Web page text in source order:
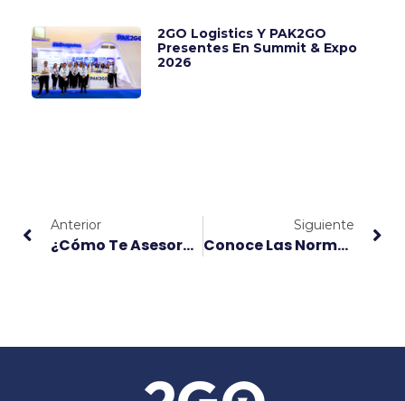
2GO Logistics Y PAK2GO
Presentes En Summit & Expo
2026
Anterior
¿Cómo Te Asesoramos Logísticamente En Pak2Go?
Siguiente
Conoce Las Normas De Etiquetado Textil En México